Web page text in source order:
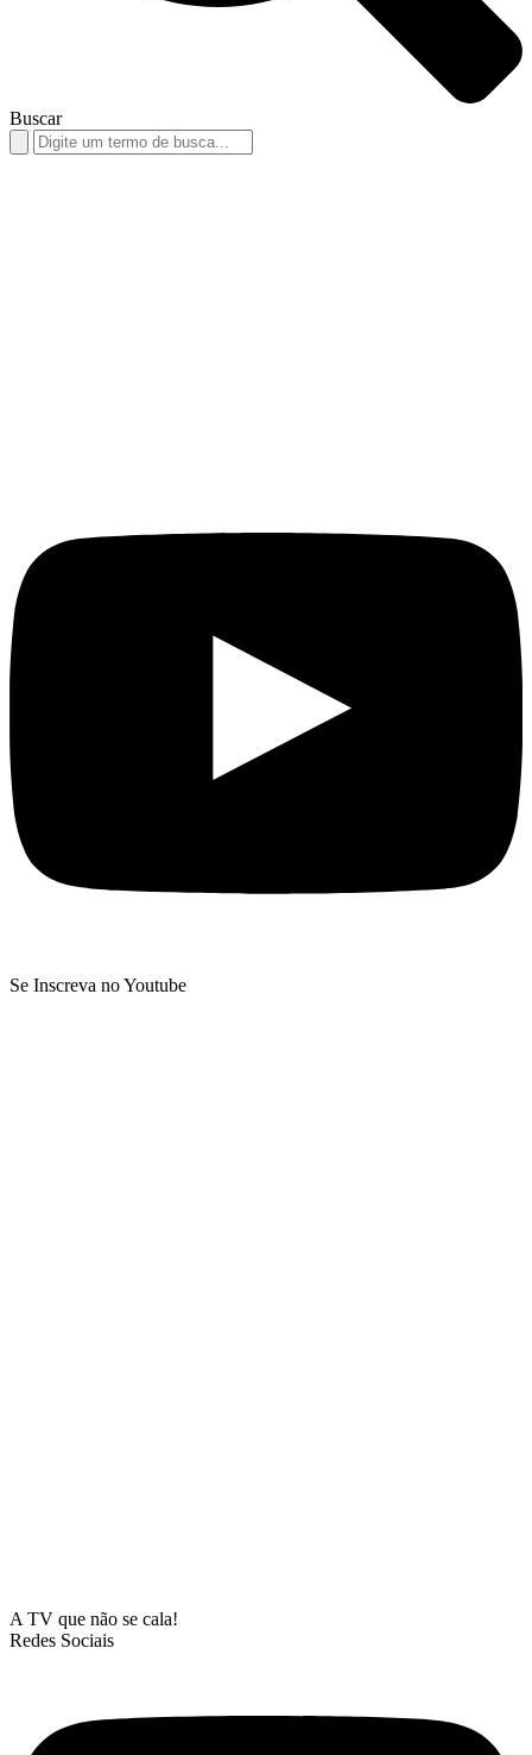
Buscar
Search
for:
Se Inscreva no Youtube
A TV que não se cala!
Redes Sociais